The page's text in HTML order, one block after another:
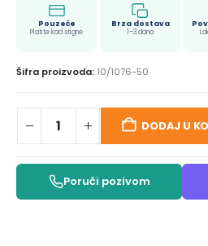
Pouzeće
Platite kad stigne
Brza dostava
1–3 dana
Šifra proizvoda: 10/1076-50
DODAJ U
Poruči pozivom